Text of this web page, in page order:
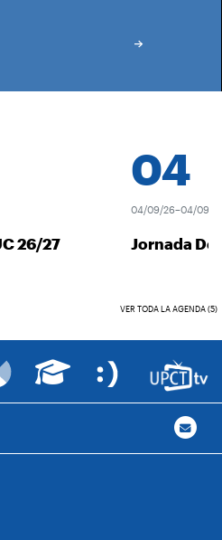
26/27
04
04/09/26–04/09/26
Jornada
VER TODA LA AGENDA (5)